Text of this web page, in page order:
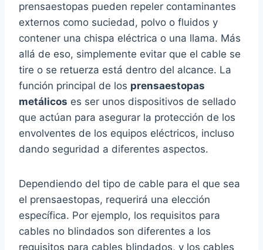
prensaestopas pueden repeler contaminantes
externos como suciedad, polvo o fluidos y
contener una chispa eléctrica o una llama. Más
allá de eso, simplemente evitar que el cable se
tire o se retuerza está dentro del alcance. La
función principal de los prensaestopas
metálicos es ser unos dispositivos de sellado
que actúan para asegurar la protección de los
envolventes de los equipos eléctricos, incluso
dando seguridad a diferentes aspectos.
Dependiendo del tipo de cable para el que sea
el prensaestopas, requerirá una elección
específica. Por ejemplo, los requisitos para
cables no blindados son diferentes a los
requisitos para cables blindados, y los cables